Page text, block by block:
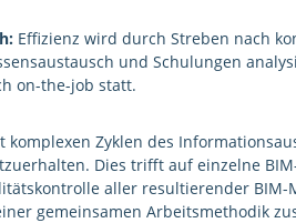
Effizienz wird durch Streben nach
und Schulungen
on-the-job statt.
Zyklen des
Dies trifft auf einzelne
aller resultierender
gemeinsamen Arbeitsmethodik